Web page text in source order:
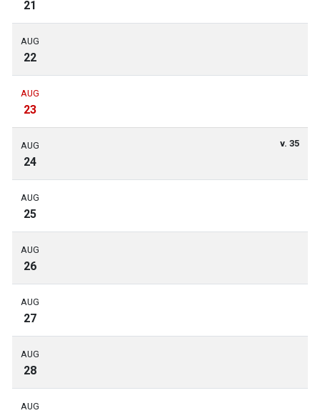
21
AUG
22
AUG
23
AUG
24
v. 35
AUG
25
AUG
26
AUG
27
AUG
28
AUG